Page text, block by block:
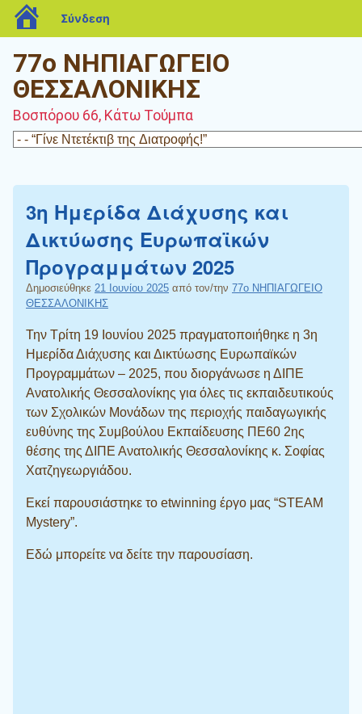
77ο ΝΗΠΙΑΓΩΓΕΙΟ
ΘΕΣΣΑΛΟΝΙΚΗΣ
Βοσπόρου 66, Κάτω Τούμπα
3η Ημερίδα Διάχυσης και
Δικτύωσης Ευρωπαϊκών
Προγραμμάτων 2025
Δημοσιεύθηκε 21 Ιουνίου 2025 από τον/την 77ο ΝΗΠΙΑΓΩΓΕΙΟ
ΘΕΣΣΑΛΟΝΙΚΗΣ
Την Τρίτη 19 Ιουνίου 2025 πραγματοποιήθηκε η 3η
Ημερίδα Διάχυσης και Δικτύωσης Ευρωπαϊκών
Προγραμμάτων – 2025, που διοργάνωσε η ΔΙΠΕ
Ανατολικής Θεσσαλονίκης για όλες τις εκπαιδευτικούς
των Σχολικών Μονάδων της περιοχής παιδαγωγικής
ευθύνης της Συμβούλου Εκπαίδευσης ΠΕ60 2ης
θέσης της ΔΙΠΕ Ανατολικής Θεσσαλονίκης κ. Σοφίας
Χατζηγεωργιάδου.
Εκεί παρουσιάστηκε το etwinning έργο μας “STEAM
Mystery”.
Εδώ μπορείτε να δείτε την παρουσίαση.
blogs.sch.gr
Σύνδεση